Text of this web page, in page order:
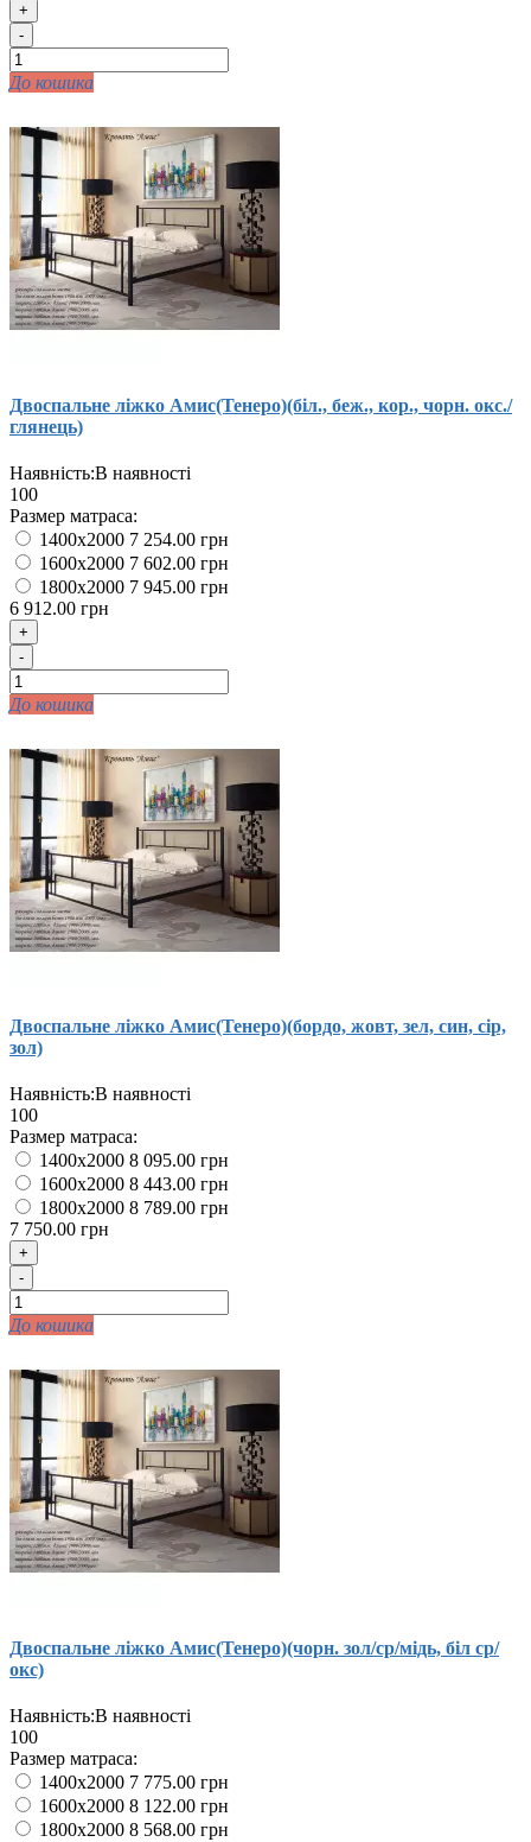
+
-
До кошика
Двоспальне ліжко Амис(Тенеро)(біл., беж., кор., чорн. окс./
глянець)
Наявність:В наявності
100
Размер матраса:
1400x2000 7 254.00 грн
1600x2000 7 602.00 грн
1800x2000 7 945.00 грн
6 912.00 грн
+
-
До кошика
Двоспальне ліжко Амис(Тенеро)(бордо, жовт, зел, син, сір,
зол)
Наявність:В наявності
100
Размер матраса:
1400x2000 8 095.00 грн
1600x2000 8 443.00 грн
1800x2000 8 789.00 грн
7 750.00 грн
+
-
До кошика
Двоспальне ліжко Амис(Тенеро)(чорн. зол/ср/мідь, біл ср/
окс)
Наявність:В наявності
100
Размер матраса:
1400x2000 7 775.00 грн
1600x2000 8 122.00 грн
1800x2000 8 568.00 грн